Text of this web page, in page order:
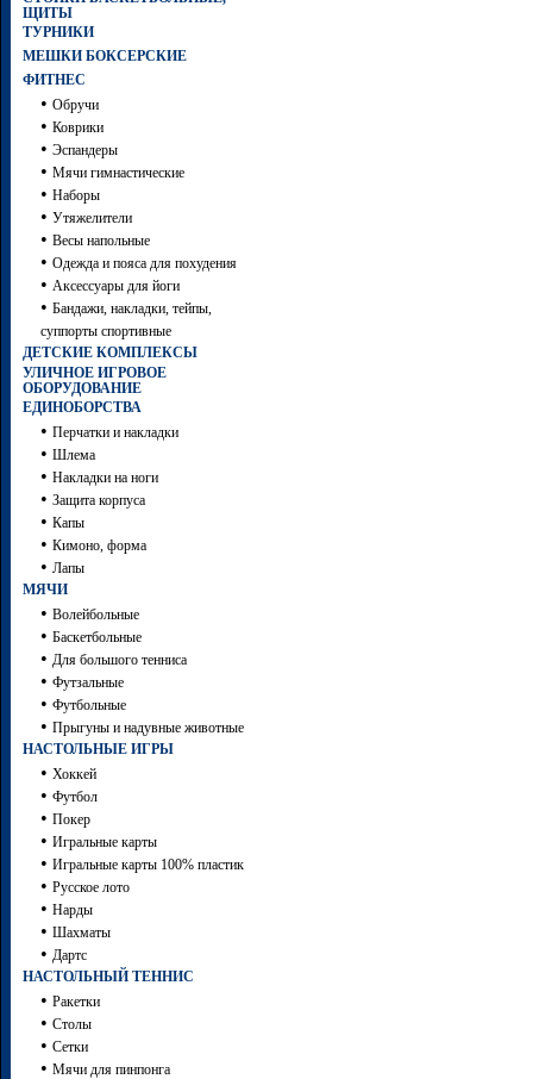
ЩИТЫ
ТУРНИКИ
МЕШКИ БОКСЕРСКИЕ
ФИТНЕС
• Обручи
• Коврики
• Эспандеры
• Мячи гимнастические
• Наборы
• Утяжелители
• Весы напольные
• Одежда и пояса для похудения
• Аксессуары для йоги
• Бандажи, накладки, тейпы,
суппорты спортивные
ДЕТСКИЕ КОМПЛЕКСЫ
УЛИЧНОЕ ИГРОВОЕ
ОБОРУДОВАНИЕ
ЕДИНОБОРСТВА
• Перчатки и накладки
• Шлема
• Накладки на ноги
• Защита корпуса
• Капы
• Кимоно, форма
• Лапы
МЯЧИ
• Волейбольные
• Баскетбольные
• Для большого тенниса
• Футзальные
• Футбольные
• Прыгуны и надувные животные
НАСТОЛЬНЫЕ ИГРЫ
• Хоккей
• Футбол
• Покер
• Игральные карты
• Игральные карты 100% пластик
• Русское лото
• Нарды
• Шахматы
• Дартc
НАСТОЛЬНЫЙ ТЕННИС
• Ракетки
• Столы
• Сетки
• Мячи для пинпонга